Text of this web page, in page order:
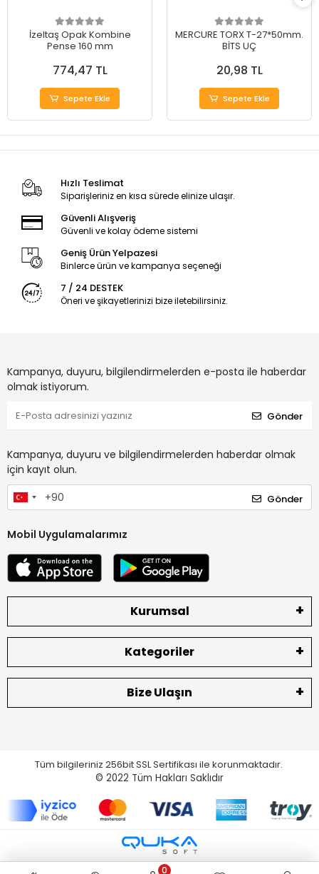
İzeltaş Opak Kombine
Pense 160 mm
774,47 TL
Sepete Ekle
MERCURE TORX T-27*50mm.
BİTS UÇ
20,98 TL
Sepete Ekle
Hızlı Teslimat
Siparişleriniz en kısa sürede elinize ulaşır.
Güvenli Alışveriş
Güvenli ve kolay ödeme sistemi
Geniş Ürün Yelpazesi
Binlerce ürün ve kampanya seçeneği
7 / 24 DESTEK
Öneri ve şikayetlerinizi bize iletebilirsiniz.
Kampanya, duyuru, bilgilendirmelerden e-posta ile haberdar
olmak istiyorum.
Gönder
Kampanya, duyuru ve bilgilendirmelerden haberdar olmak
için kayıt olun.
Gönder
Mobil Uygulamalarımız
Kurumsal
Kategoriler
Bize Ulaşın
Tüm bilgileriniz 256bit SSL Sertifikası ile korunmaktadır.
© 2022 Tüm Hakları Saklıdır
0